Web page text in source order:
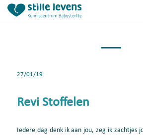
27/01/19
Revi Stoffelen
Iedere dag denk ik aan jou, zeg ik zachtjes